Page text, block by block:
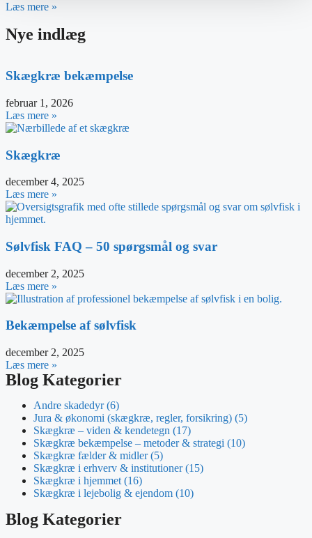
Læs mere »
Nye indlæg
Skægkræ bekæmpelse
februar 1, 2026
Læs mere »
Skægkræ
december 4, 2025
Læs mere »
Sølvfisk FAQ – 50 spørgsmål og svar
december 2, 2025
Læs mere »
Bekæmpelse af sølvfisk
december 2, 2025
Læs mere »
Blog Kategorier
Andre skadedyr(6)
Jura & økonomi (skægkræ, regler, forsikring) (5)
Skægkræ – viden & kendetegn (17)
Skægkræ bekæmpelse – metoder & strategi (10)
Skægkræ fælder & midler(5)
Skægkræ i erhverv & institutioner(15)
Skægkræ i hjemmet (16)
Skægkræ i lejebolig & ejendom (10)
Blog Kategorier